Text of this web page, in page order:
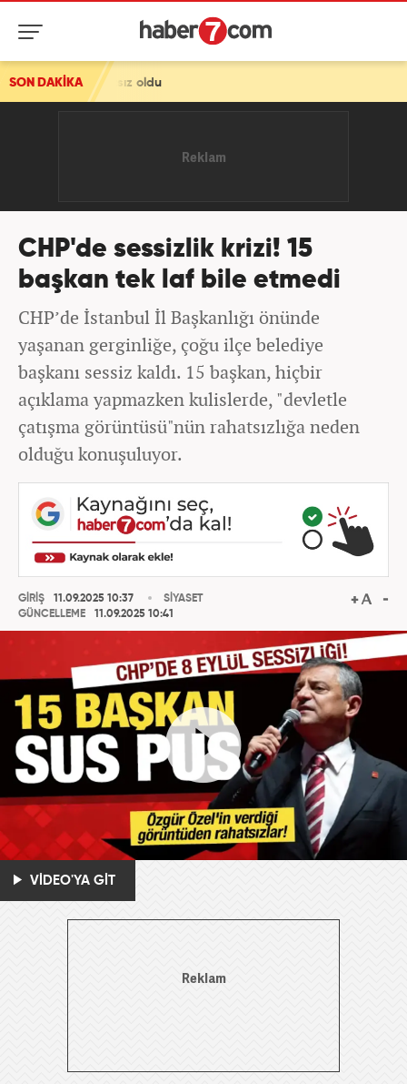
SON DAKİKA
oldu
CHP'de sessizlik krizi! 15
başkan tek laf bile etmedi
CHP’de İstanbul İl Başkanlığı önünde
yaşanan gerginliğe, çoğu ilçe belediye
başkanı sessiz kaldı. 15 başkan, hiçbir
açıklama yapmazken kulislerde, "devletle
çatışma görüntüsü"nün rahatsızlığa neden
olduğu konuşuluyor.
GİRİŞ
11.09.2025 10:37
GÜNCELLEME
11.09.2025 10:41
SİYASET
VİDEO'YA GİT